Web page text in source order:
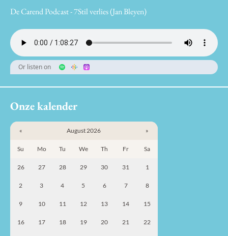
De Carend Podcast - 7Stil verlies (Jan Bleyen)
Or listen on
Onze kalender
« August 2026 »
Su Mo Tu We Th Fr Sa
26 27 28 29 30 31 1
2 3 4 5 6 7 8
9 10 11 12 13 14 15
16 17 18 19 20 21 22